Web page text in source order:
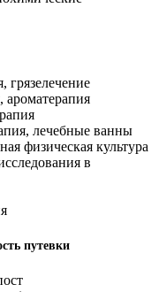
грязелечение
ароматерапия
лечебные ванны
физическая культура
в
путевки